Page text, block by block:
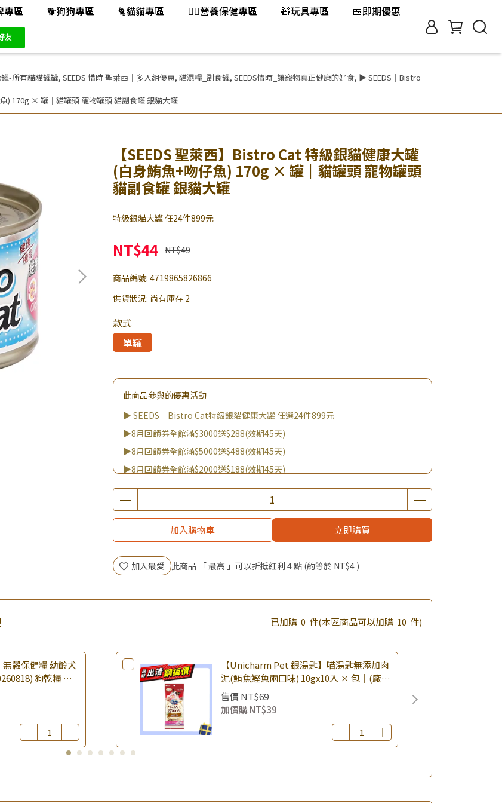
專區 🐕️狗狗專區 🐈️貓貓專區 👨‍⚕️營養保健專區 🧸玩具專區
🍱即期優惠
-所有貓貓罐罐, SEEDS 惜時 聖萊西｜多入組優惠, 貓濕糧_副食罐, SEEDS惜時_讓寵物真正健康的好食, ▶ SEEDS｜Bistro
) 170g × 罐｜貓罐頭 寵物罐頭 貓副食罐 銀貓大罐
【SEEDS 聖萊西】Bistro Cat 特級銀貓健康大罐
(白身鮪魚+吻仔魚) 170g × 罐｜貓罐頭 寵物罐頭
貓副食罐 銀貓大罐
特級銀貓大罐 任24件899元
NT$44 NT$49
商品編號: 4719865826866
供貨狀況: 尚有庫存 2
款式
單罐
此商品參與的優惠活動
▶ SEEDS｜Bistro Cat特級銀貓健康大罐 任選24件899元
▶8月回饋券全館滿$3000送$288(效期45天)
▶8月回饋券全館滿$5000送$488(效期45天)
▶8月回饋券全館滿$2000送$188(效期45天)
▶8月回饋券全館滿$8000送$888(效期45天)
▶消費滿999｜享超值價$299加購BIO UP面膜
▶全館不限消費金額｜享超值價$19起 加購自然主義嚐鮮試吃組！
▶王國加購活動 訂單享超值優惠價加購好物
▶全館品項超殺加購活動開跑啦！
▶夏祭好禮｜購買犬貓乾溼糧，滿額享好禮5選3 (限量贈完為止)
加入購物車 立即購買
加入最愛 此商品 「 最高 」可以折抵紅利 4點 (約等於 NT$4 )
已加購 0 件(本區商品可以加購 10 件)
無榖保健糧 幼齡犬
狗乾糧 狗
即期品
【Unicharm Pet 銀湯匙】喵湯匙無添加肉
泥(鮪魚鰹魚兩口味) 10gx10入 × 包｜(廠效
期20260819) 貓肉泥 貓點心 肉泥條｜即期
品
售價NT$69
加價購NT$39